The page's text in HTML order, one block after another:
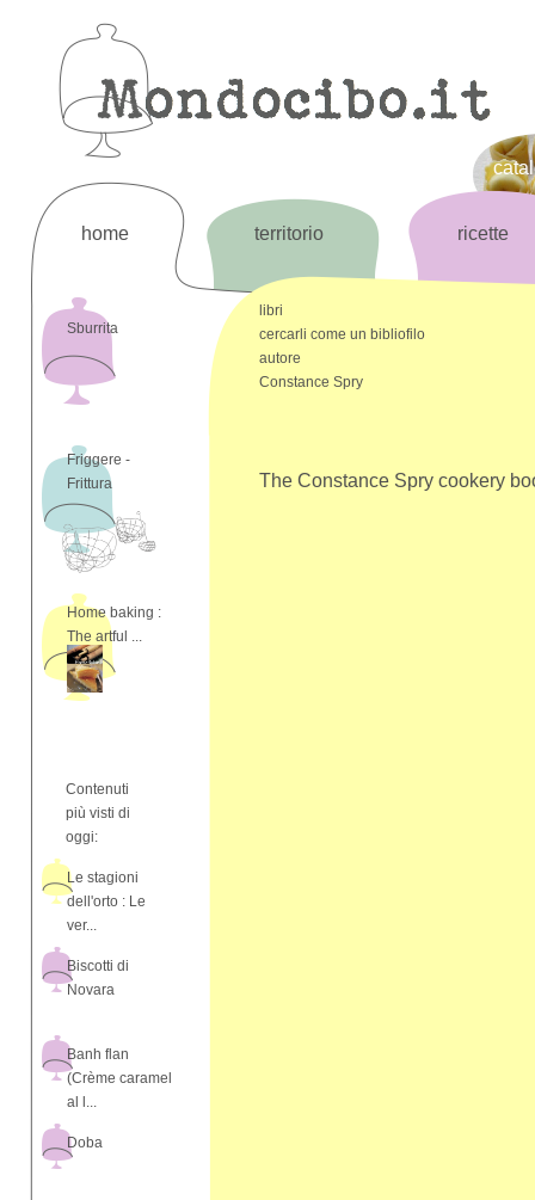
home territorio ricette
Sburrita
Friggere -
Frittura
Home baking :
The artful ...
Contenuti
più visti di
oggi:
Le stagioni
dell'orto : Le
ver...
Biscotti di
Novara
Banh flan
(Crème caramel
al l...
Doba
libri
cercarli come un bibliofilo
autore
Constance Spry
The Constance Spry cookery